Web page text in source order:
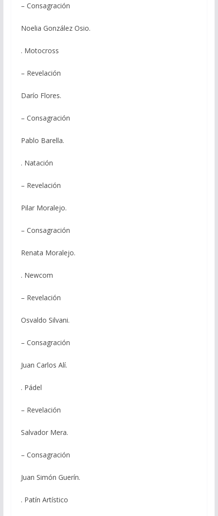
– Consagración
Noelia González Osio.
. Motocross
– Revelación
Darío Flores.
– Consagración
Pablo Barella.
. Natación
– Revelación
Pilar Moralejo.
– Consagración
Renata Moralejo.
. Newcom
– Revelación
Osvaldo Silvani.
– Consagración
Juan Carlos Alí.
. Pádel
– Revelación
Salvador Mera.
– Consagración
Juan Simón Guerín.
. Patín Artístico